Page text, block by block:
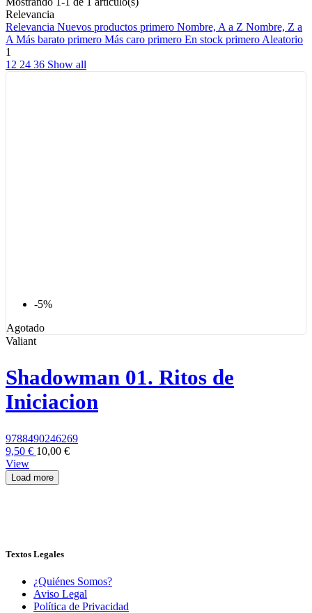
Relevancia
Relevancia Nuevos productos primero Nombre, A a Z Nombre, Z a
AMás barato primero Más caro primero En stock primeroAleatorio
1
12 24 36 Show all
-5%
Agotado
Valiant
Shadowman 01. Ritos de
Iniciacion
9788490246269
9,50 € 10,00 €
View
Fecha publicación
2014
1
02. Febrero
Load more
Textos Legales
¿Quiénes Somos?
Aviso Legal
Política de Privacidad